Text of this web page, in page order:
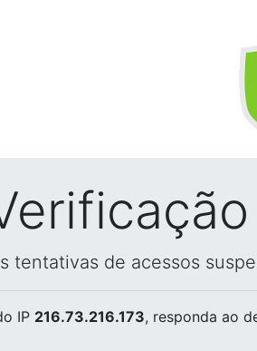
tentativas de acessos
IP 216.73.216.173, responda ao